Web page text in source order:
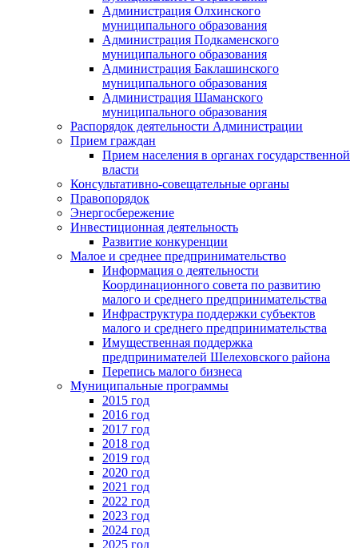
Администрация Олхинского
муниципального образования
Администрация Подкаменского
муниципального образования
Администрация Баклашинского
муниципального образования
Администрация Шаманского
муниципального образования
Распорядок деятельности Администрации
Прием граждан
Прием населения в органах государственной
власти
Консультативно-совещательные органы
Правопорядок
Энергосбережение
Инвестиционная деятельность
Развитие конкуренции
Малое и среднее предпринимательство
Информация о деятельности
Координационного совета по развитию
малого и среднего предпринимательства
Инфраструктура поддержки субъектов
малого и среднего предпринимательства
Имущественная поддержка
предпринимателей Шелеховского района
Перепись малого бизнеса
Муниципальные программы
2015 год
2016 год
2017 год
2018 год
2019 год
2020 год
2021 год
2022 год
2023 год
2024 год
2025 год